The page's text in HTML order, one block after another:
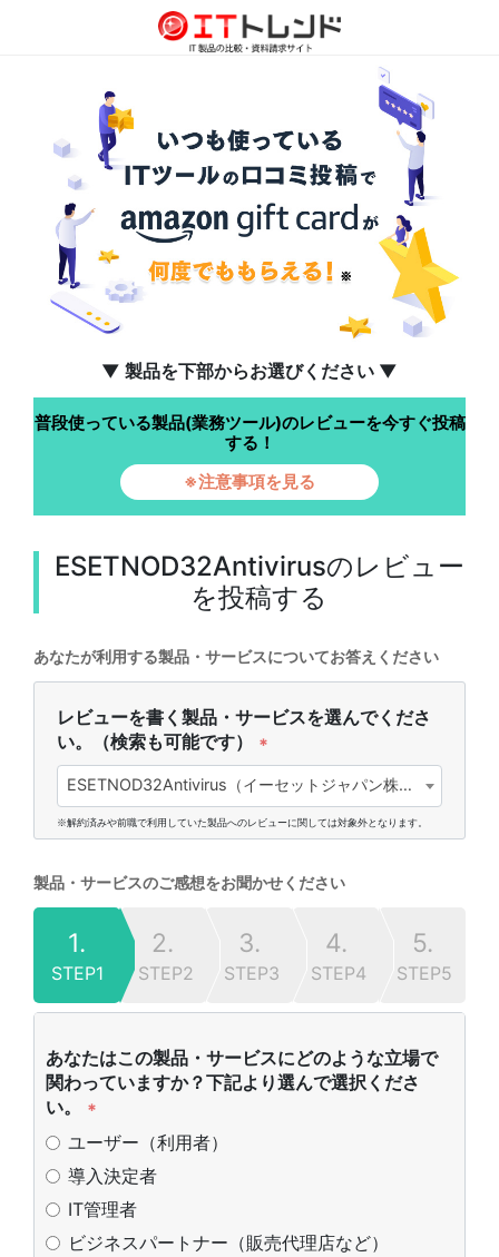
▼ 製品を下部からお選びください ▼
普段使っている製品(業務ツール)のレビューを今すぐ投稿
する！
※注意事項を見る
ESETNOD32Antivirusのレビュー
を投稿する
あなたが利用する製品・サービスについてお答えください
レビューを書く製品・サービスを選んでくださ
い。（検索も可能です）
*
ESETNOD32Antivirus（イーセットジャパン株式会社)
※解約済みや前職で利用していた製品へのレビューに関しては対象外となります。
製品・サービスのご感想をお聞かせください
1.
STEP1
2.
STEP2
3.
STEP3
4.
STEP4
5.
STEP5
あなたはこの製品・サービスにどのような立場で
関わっていますか？下記より選んで選択くださ
い。
*
ユーザー（利用者）
導入決定者
IT管理者
ビジネスパートナー（販売代理店など）